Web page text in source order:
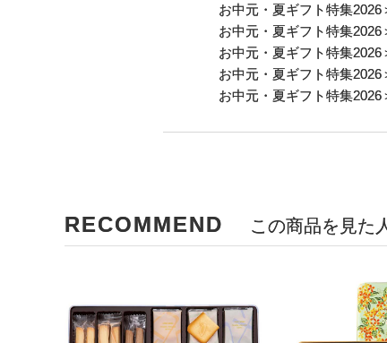
お中元・夏ギフト特集2026
お中元・夏ギフト特集2026
お中元・夏ギフト特集2026
お中元・夏ギフト特集2026
お中元・夏ギフト特集2026
RECOMMEND この商品を見た